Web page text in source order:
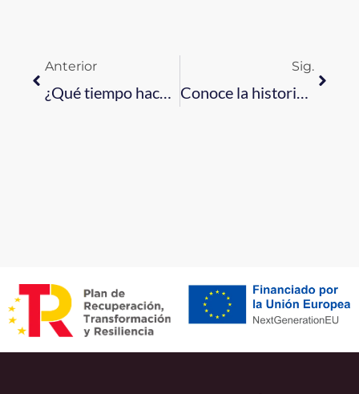
Anterior
¿Qué tiempo hace en Ontinyent?
Sig.
Conoce la historia de Xátiva